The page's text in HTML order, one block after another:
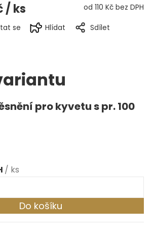
/ ks od 110 Kč bez DPH
se Hlídat Sdílet
pro kyvetu s pr. 100
/ ks
Do košíku